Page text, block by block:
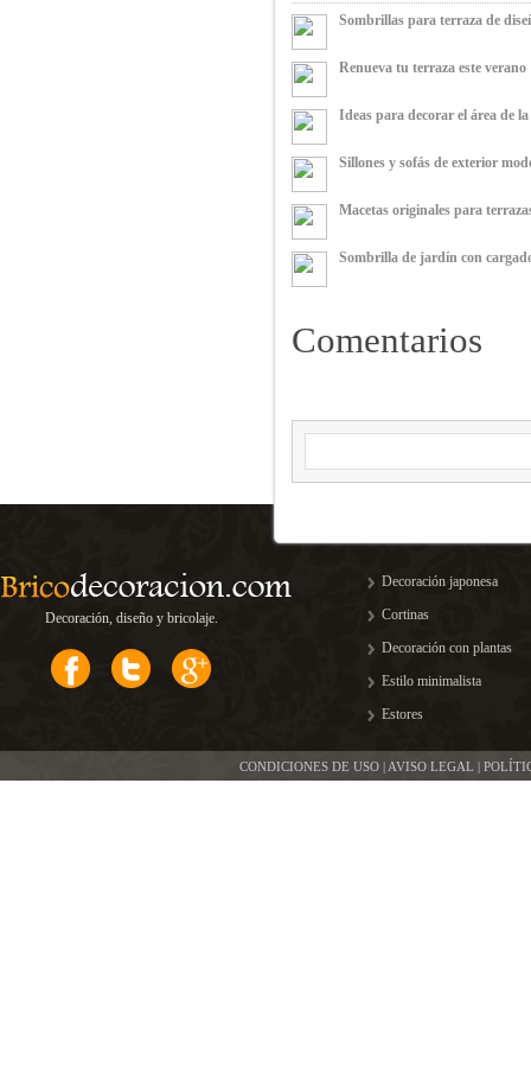
Sombrillas para terraza de
Renueva tu terraza este verano
Ideas para decorar el área de
Sillones y sofás de exterior
Macetas originales para
Sombrilla de jardín con
Comentarios
Decoración, diseño y bricolaje.
Decoración japonesa
Cortinas
Decoración con plantas
Estilo minimalista
Estores
CONDICIONES DE USO | AVISO LEGAL |